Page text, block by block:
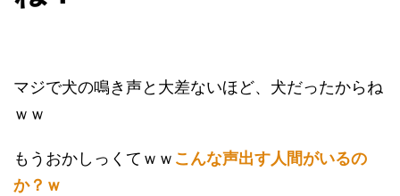
マジで犬の鳴き声と大差ないほど、犬だったからね
ｗｗ
もうおかしっくてｗｗ こんな声出す人間がいるの
か？ｗ